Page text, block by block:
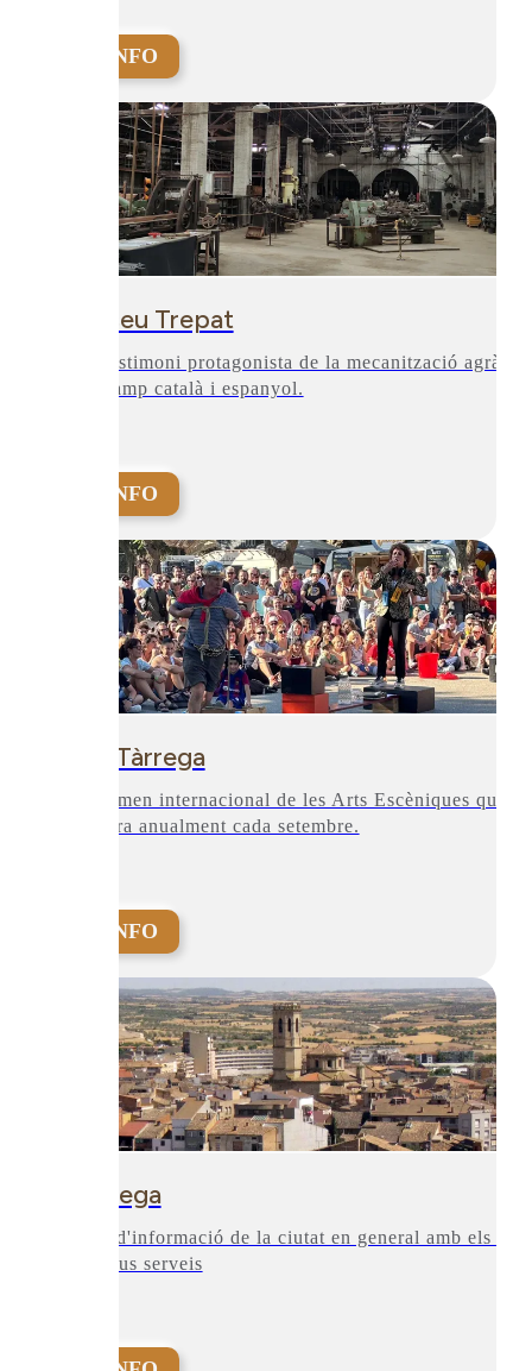
+INFO
Museu Trepat
Un testimoni protagonista de la mecanització agrària
del camp català i espanyol.
+INFO
FiraTàrrega
Certamen internacional de les Arts Escèniques que es
celebra anualment cada setembre.
+INFO
Tàrrega
Punt d'informació de la ciutat en general amb els tots
els seus serveis